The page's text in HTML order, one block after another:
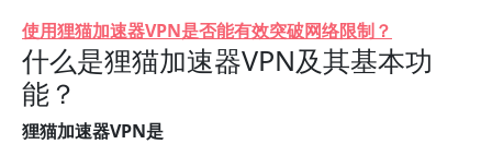
使用狸猫加速器VPN是否能有效突破网络限制？
什么是狸猫加速器VPN及其基本功
能？
狸猫加速器VPN是